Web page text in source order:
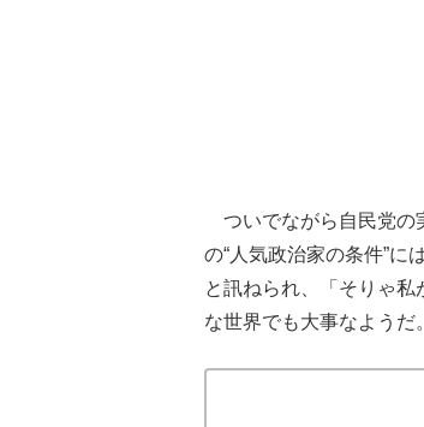
ついでながら自民党の
の“人気政治家の条件”に
と訊ねられ、「そりゃ
な世界でも大事なようだ。